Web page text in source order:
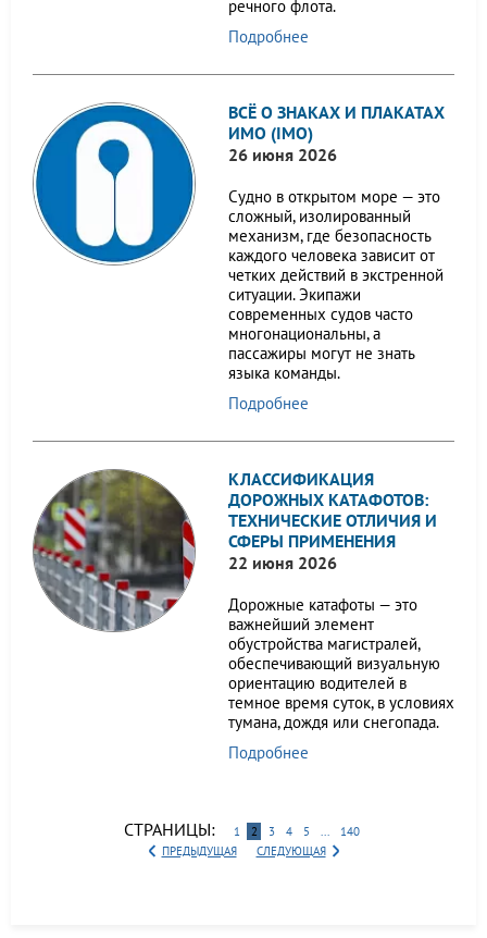
речного флота.
Подробнее
ВСЁ О ЗНАКАХ И ПЛАКАТАХ
ИМО (IMO)
26 июня 2026
Судно в открытом море — это
сложный, изолированный
механизм, где безопасность
каждого человека зависит от
четких действий в экстренной
ситуации. Экипажи
современных судов часто
многонациональны, а
пассажиры могут не знать
языка команды.
Подробнее
КЛАССИФИКАЦИЯ
ДОРОЖНЫХ КАТАФОТОВ:
ТЕХНИЧЕСКИЕ ОТЛИЧИЯ И
СФЕРЫ ПРИМЕНЕНИЯ
22 июня 2026
Дорожные катафоты — это
важнейший элемент
обустройства магистралей,
обеспечивающий визуальную
ориентацию водителей в
темное время суток, в условиях
тумана, дождя или снегопада.
Подробнее
СТРАНИЦЫ: 1 2 3 4 5 ...
140
ПРЕДЫДУЩАЯ
СЛЕДУЮЩАЯ